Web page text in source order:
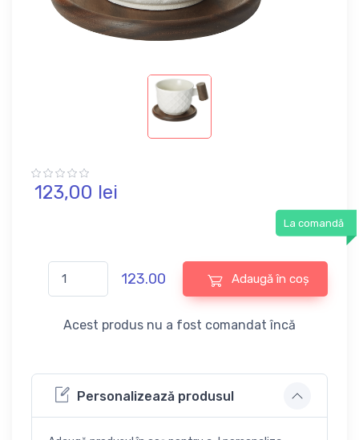
123,00 lei
La comandă
123.00 Adaugă în coș
Acest produs nu a fost comandat încă
Personalizează produsul